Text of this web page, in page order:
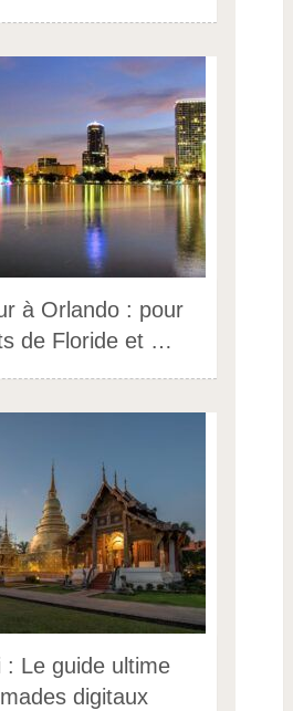
à Orlando : pour
de Floride et …
: Le guide ultime
digitaux